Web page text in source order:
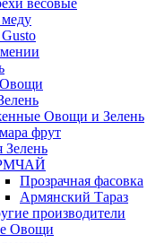
весовые
Овощи и Зелень
фрут
Зелень
Прозрачная фасовка
Армянский Тараз
производители
Овощи